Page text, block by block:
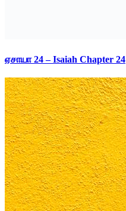
ஏசாயா 24 – Isaiah Chapter 24